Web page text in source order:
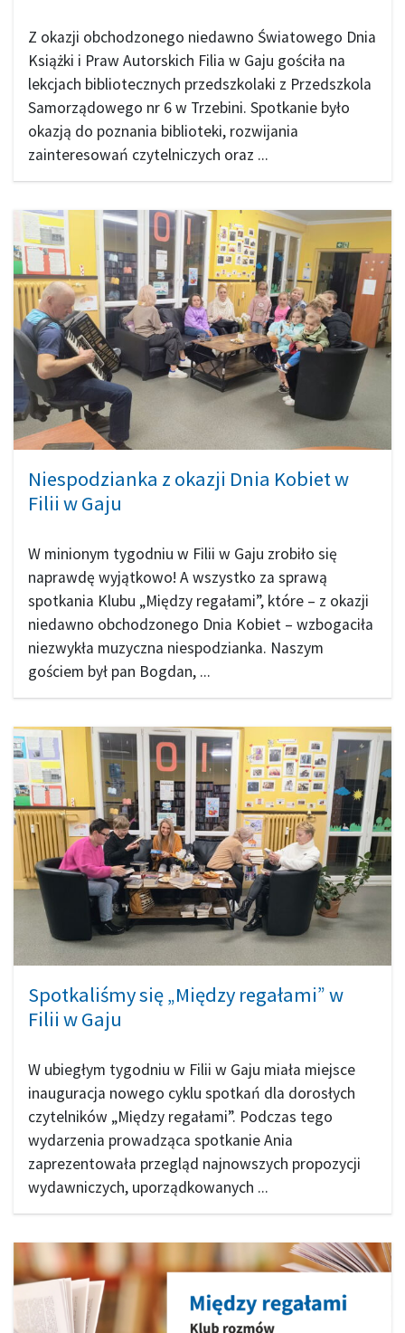
Z okazji obchodzonego niedawno Światowego Dnia
Książki i Praw Autorskich Filia w Gaju gościła na
lekcjach bibliotecznych przedszkolaki z Przedszkola
Samorządowego nr 6 w Trzebini. Spotkanie było
okazją do poznania biblioteki, rozwijania
zainteresowań czytelniczych oraz ...
Niespodzianka z okazji Dnia Kobiet w
Filii w Gaju
W minionym tygodniu w Filii w Gaju zrobiło się
naprawdę wyjątkowo! A wszystko za sprawą
spotkania Klubu „Między regałami”, które – z okazji
niedawno obchodzonego Dnia Kobiet – wzbogaciła
niezwykła muzyczna niespodzianka. Naszym
gościem był pan Bogdan, ...
Spotkaliśmy się „Między regałami” w
Filii w Gaju
W ubiegłym tygodniu w Filii w Gaju miała miejsce
inauguracja nowego cyklu spotkań dla dorosłych
czytelników „Między regałami”. Podczas tego
wydarzenia prowadząca spotkanie Ania
zaprezentowała przegląd najnowszych propozycji
wydawniczych, uporządkowanych ...